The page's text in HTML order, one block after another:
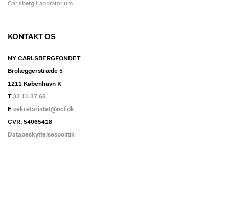
Carlsberg Laboratorium
KONTAKT OS
NY CARLSBERGFONDET
Brolæggerstræde 5
1211 København K
T33 11 37 65
E sekretariatet@ncf.dk
CVR: 54065418
Databeskyttelsespolitik